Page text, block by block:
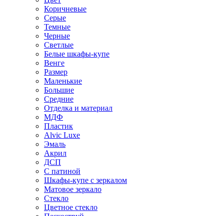
Коричневые
Серые
Темные
Черные
Светлые
Белые шкафы-купе
Венге
Размер
Маленькие
Большие
Средние
Отделка и материал
МДФ
Пластик
Alvic Luxe
Эмаль
Акрил
ДСП
С патиной
Шкафы-купе с зеркалом
Матовое зеркало
Стекло
Цветное стекло